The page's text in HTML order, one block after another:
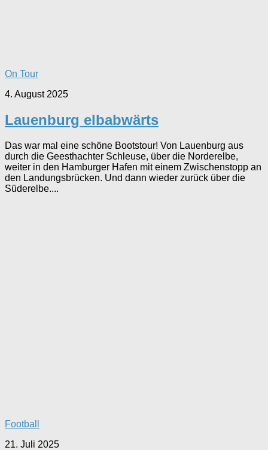
On Tour
4. August 2025
Lauenburg elbabwärts
Das war mal eine schöne Bootstour! Von Lauenburg aus
durch die Geesthachter Schleuse, über die Norderelbe,
weiter in den Hamburger Hafen mit einem Zwischenstopp an
den Landungsbrücken. Und dann wieder zurück über die
Süderelbe....
Football
21. Juli 2025